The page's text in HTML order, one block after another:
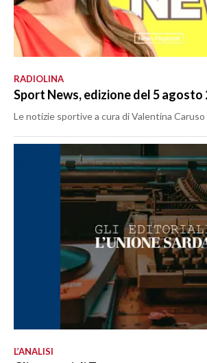
RADIOLINA
Sport News, edizione del 5 agosto
Le notizie sportive a cura di Valentina Caruso
L’ANALISI